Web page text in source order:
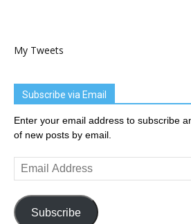
My Tweets
Subscribe via Email
Enter your email address to subscribe
of new posts by email.
Email
Address
Subscribe